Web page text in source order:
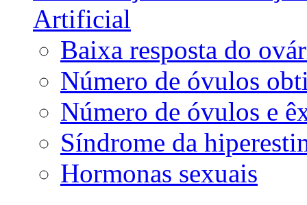
Artificial
Baixa resposta do
Número de óvulos
Número de óvulos e
Síndrome da
Hormonas sexuais